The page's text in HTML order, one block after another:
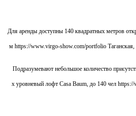
Для аренды доступны 140 квадратных метров
м https://www.virgo-show.com/portfolio
Подразумевают небольшое количество
2-х уровневый лофт Casa Baum, до 140 чел